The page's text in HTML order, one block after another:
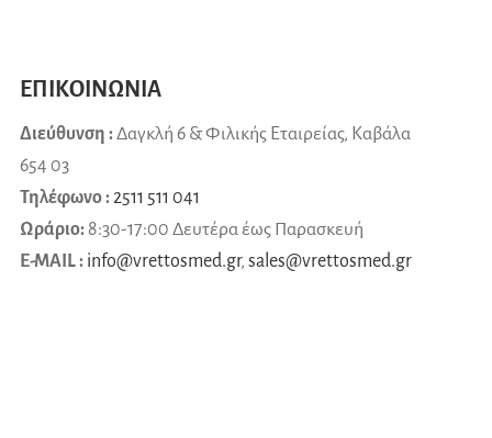
ΕΠΙΚΟΙΝΩΝΙΑ
Διεύθυνση :Δαγκλή 6 & Φιλικής Εταιρείας, Καβάλα
654 03
Τηλέφωνο :2511 511 041
Ωράριο: 8:30-17:00 Δευτέρα έως Παρασκευή
E-MAIL : info@vrettosmed.gr, sales@vrettosmed.gr